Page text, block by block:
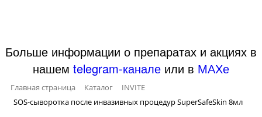
Больше информации о препаратах и акциях в
нашем telegram-канале или в МАХе
Главная страница Каталог
INVITE
SOS-сыворотка после инвазивных процедур SuperSafeSkin 8мл